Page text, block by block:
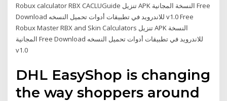
Robux calculator RBX CACLUGuide تنزيل APK النسخة المجانية Free
Download للاندرويد في تطبيقات أدوات تحميل النسخه v1.0 Free
Robux Master RBX and Skin Calculators تنزيل APK النسخة
المجانية Free Download للاندرويد في تطبيقات أدوات تحميل النسخه
v1.0
DHL EasyShop is changing
the way shoppers around